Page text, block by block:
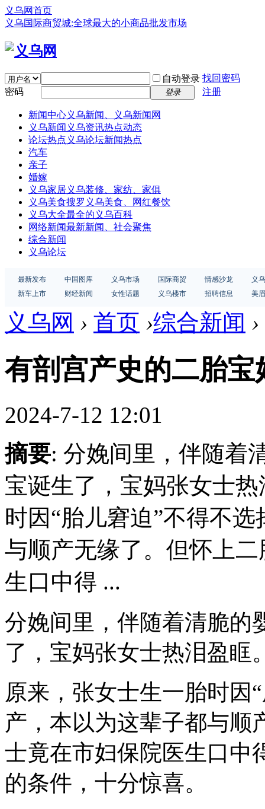
义乌网首页
义乌国际商贸城:全球最大的小商品批发市场
自动登录 找回密码
密码
登录 注册
新闻中心义乌新闻、义乌新闻网
义乌新闻 义乌资讯热点动态
论坛热点 义乌论坛新闻热点
汽车
亲子
婚嫁
义乌家居义乌装修、家纺、家俱
义乌美食搜罗义乌美食、网红餐饮
义乌大全最全的义乌百科
网络新闻最新新闻、社会聚焦
综合新闻
义乌论坛
最新发布 中国图库 义乌市场 国际商贸 情感沙龙
义
新车上市
财经新闻 女性话题 义乌楼市 招聘信息 美
义乌网 › 首页 ›综合新闻 ›
有剖宫产史的二胎宝
2024-7-12 12:01
摘要: 分娩间里，伴随着
宝诞生了，宝妈张女士
时因“胎儿窘迫”不得不
与顺产无缘了。但怀上
生口中得 ...
分娩间里，伴随着清脆的
了，宝妈张女士热泪盈眶
原来，张女士生一胎时因
产，本以为这辈子都与顺
士竟在市妇保院医生口中
的条件，十分惊喜。